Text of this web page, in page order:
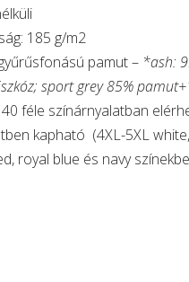
185 g/m2
pamut – *ash:
sport grey 85%
40 féle színárnyalatban
kapható (4XL-5XL
royal blue és navy